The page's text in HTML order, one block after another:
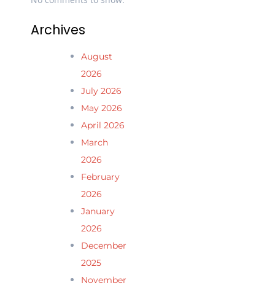
Archives
August
2026
July 2026
May 2026
April 2026
March
2026
February
2026
January
2026
December
2025
November